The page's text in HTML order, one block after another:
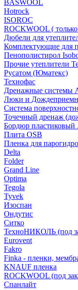
BASWOOL
Hotrock
ISOROC
ROCKWOOL (
Дюбели для
Комплектующие для
Пенополистирол
Прочие утеплители
Русатом (Юматекс)
Технофас
Дренажные системы
Люки и
Система
Точечный дренаж
Бордюр пластиковый
Плита OSB
Пленка для
Delta
Folder
Grand Line
Optima
Tegola
Tyvek
Изоспан
Ондутис
Ситко
ТехноНИКОЛЬ (под
Eurovent
Fakro
Finka - пленки,
KNAUF пленка
ROCKWOOL (под
Спанлайт